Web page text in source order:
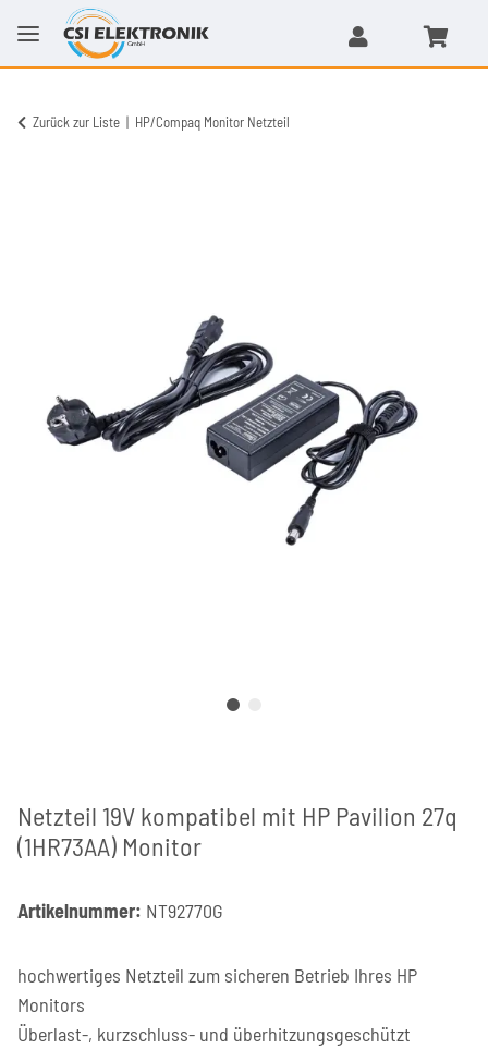
Zurück zur Liste HP/Compaq Monitor Netzteil
Netzteil 19V kompatibel mit HP Pavilion 27q
(1HR73AA) Monitor
Artikelnummer: NT92770G
hochwertiges Netzteil zum sicheren Betrieb Ihres HP
Monitors
Überlast-, kurzschluss- und überhitzungsgeschützt